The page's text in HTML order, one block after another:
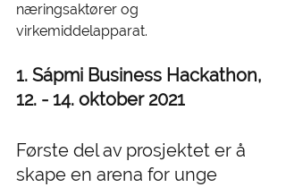
næringsaktører og
virkemiddelapparat.
1. Sápmi Business Hackathon,
12. - 14. oktober 2021
Første del av prosjektet er å
skape en arena for unge